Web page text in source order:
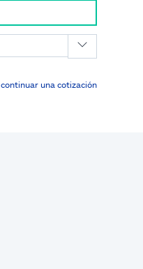
continuar una cotización